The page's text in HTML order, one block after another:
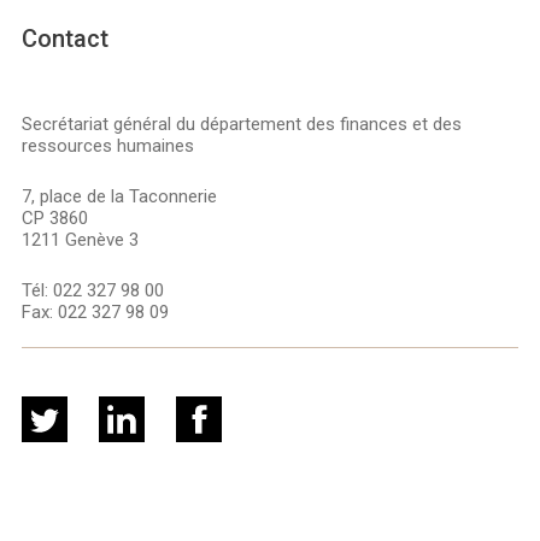
Contact
Secrétariat général du département des finances et des
ressources humaines
7, place de la Taconnerie
CP 3860
1211 Genève 3
Tél: 022 327 98 00
Fax: 022 327 98 09